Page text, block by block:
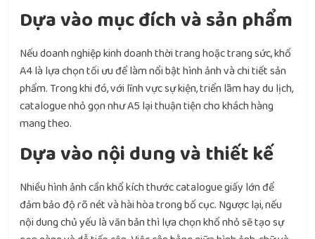
Dựa vào mục đích và sản phẩm
Nếu doanh nghiệp kinh doanh thời trang hoặc trang sức, khổ
A4 là lựa chọn tối ưu để làm nổi bật hình ảnh và chi tiết sản
phẩm. Trong khi đó, với lĩnh vực sự kiện, triển lãm hay du lịch,
catalogue nhỏ gọn như A5 lại thuận tiện cho khách hàng
mang theo.
Dựa vào nội dung và thiết kế
Nhiều hình ảnh cần khổ kích thước catalogue giấy lớn để
đảm bảo độ rõ nét và hài hòa trong bố cục. Ngược lại, nếu
nội dung chủ yếu là văn bản thì lựa chọn khổ nhỏ sẽ tạo sự